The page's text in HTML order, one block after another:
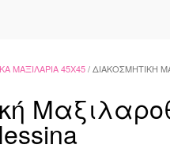
ΜΑΞΙΛΆΡΙΑ 45X45/ ΔΙΑΚΟΣΜΗΤΙΚΉ